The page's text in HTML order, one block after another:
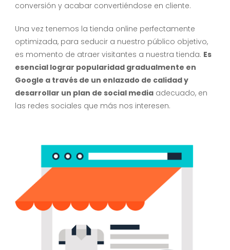
conversión y acabar convertiéndose en cliente.
Una vez tenemos la tienda online perfectamente
optimizada, para seducir a nuestro público objetivo,
es momento de atraer visitantes a nuestra tienda. Es
esencial lograr popularidad gradualmente en
Google a través de un enlazado de calidad y
desarrollar un plan de social mediaadecuado, en
las redes sociales que más nos interesen.